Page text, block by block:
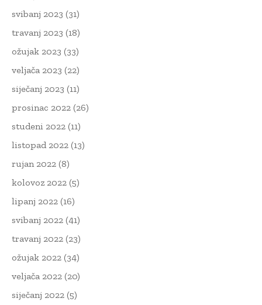
svibanj 2023 (31)
travanj 2023 (18)
ožujak 2023 (33)
veljača 2023 (22)
siječanj 2023 (11)
prosinac 2022 (26)
studeni 2022 (11)
listopad 2022 (13)
rujan 2022 (8)
kolovoz 2022 (5)
lipanj 2022 (16)
svibanj 2022 (41)
travanj 2022 (23)
ožujak 2022 (34)
veljača 2022 (20)
siječanj 2022 (5)